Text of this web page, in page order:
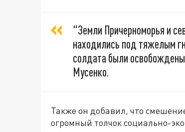
"Земли Причерноморья и
находились под тяжелым
солдата были
Мусенко.
Также он добавил, что
огромный толчок социально-